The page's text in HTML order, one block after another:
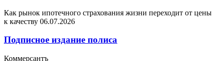
Как рынок ипотечного страхования жизни переходит от цены
к качеству 06.07.2026
Подписное издание полиса
Коммерсантъ